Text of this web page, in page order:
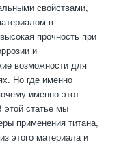
свойствами,
в
прочность при
и
возможности для
Но где именно
именно этот
этой статье мы
применения титана,
этого материала и